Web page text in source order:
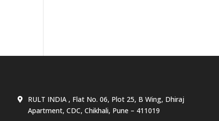
RULT INDIA , Flat No. 06, Plot 25, B Wing, Dhiraj
Apartment, CDC, Chikhali, Pune – 411019